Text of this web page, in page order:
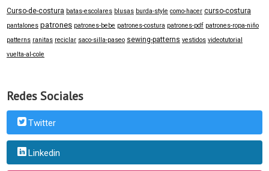
Curso-de-costura batas-escolares blusas burda-style como-hacer curso-costura
pantalones patrones patrones-bebe patrones-costura patrones-pdf patrones-ropa-niño
patterns ranitas reciclar saco-silla-paseo sewing-patterns vestidos videotutorial
vuelta-al-cole
Redes Sociales
Twitter
Linkedin